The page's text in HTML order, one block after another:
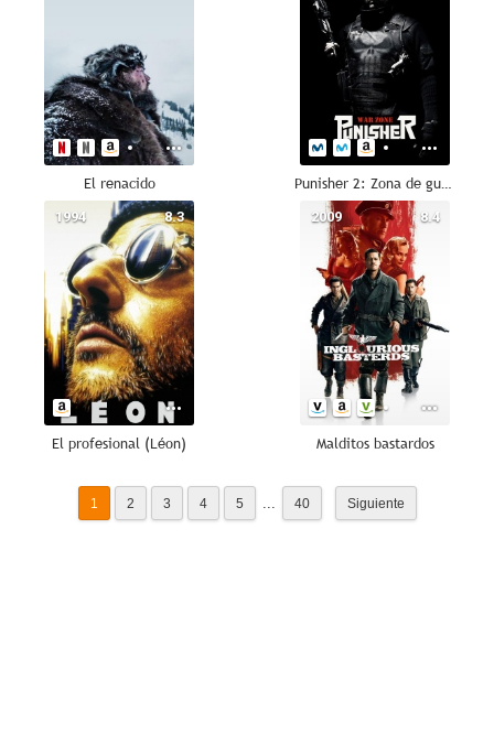
El renacido Punisher 2: Zona de guerra
8.3
1994
El profesional (Léon)
8.4
2009
Malditos bastardos
1 2 3 4 5 ... 40 Siguiente